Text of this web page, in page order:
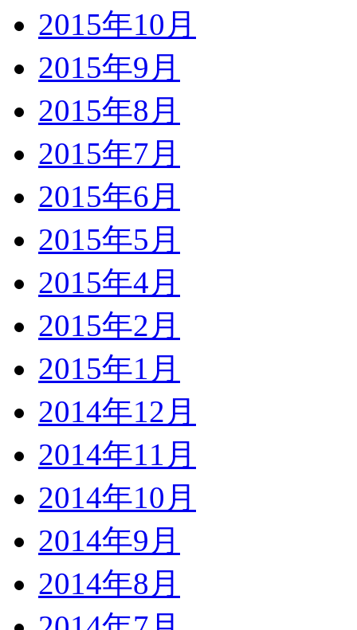
2015年10月
2015年9月
2015年8月
2015年7月
2015年6月
2015年5月
2015年4月
2015年2月
2015年1月
2014年12月
2014年11月
2014年10月
2014年9月
2014年8月